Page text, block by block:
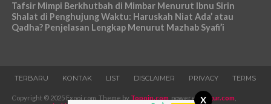
X
Tafsir Mimpi Berkhutbah di Mimbar Menurut Ibnu Sirin
Shalat di Penghujung Waktu: Haruskah Niat Ada’ atau
Qadha? Penjelasan Lengkap Menurut Mazhab Syafi’i
TERBARU KONTAK LIST DISCLAIMER PRIVACY TERMS
Copyright © 2025 Exooi.com. Theme by Topoin.com , poweredPugur.com